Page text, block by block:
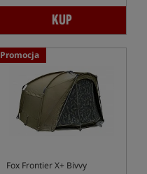
KUP
Promocja
Fox Frontier X+ Bivvy